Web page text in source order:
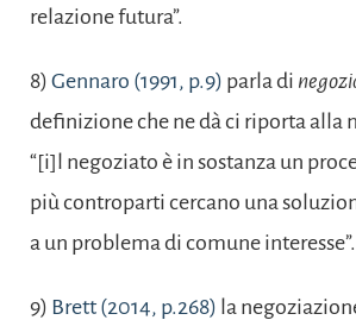
relazione futura”.
8) Gennaro (1991, p.9) parla di
definizione che ne dà ci riporta alla
“[i]l negoziato è in sostanza un
più controparti cercano una
a un problema di comune interesse”.
9) Brett (2014, p.268) la